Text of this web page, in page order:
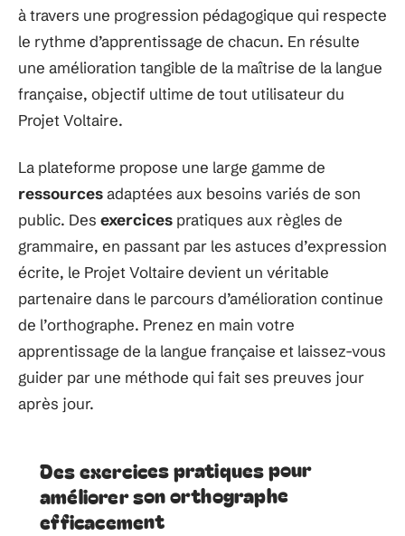
à travers une progression pédagogique qui respecte
le rythme d’apprentissage de chacun. En résulte
une amélioration tangible de la maîtrise de la langue
française, objectif ultime de tout utilisateur du
Projet Voltaire.
La plateforme propose une large gamme de
ressourcesadaptées aux besoins variés de son
public. Des exercices pratiques aux règles de
grammaire, en passant par les astuces d’expression
écrite, le Projet Voltaire devient un véritable
partenaire dans le parcours d’amélioration continue
de l’orthographe. Prenez en main votre
apprentissage de la langue française et laissez-vous
guider par une méthode qui fait ses preuves jour
après jour.
Des exercices pratiques pour
améliorer son orthographe
efficacement